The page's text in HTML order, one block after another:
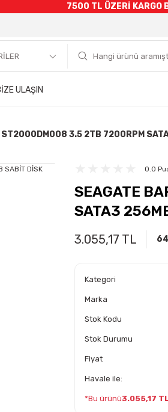
7500 TL ÜZERİ KARGO
ULAŞIN
ST2000DM008 3.5 2TB 7200RPM
0.0
SEAGATE
SATA3
3.055,17 TL
Kategori
Marka
Stok Kodu
Stok Durumu
Fiyat
Havale ile:
*Bu ürünü3.055,17